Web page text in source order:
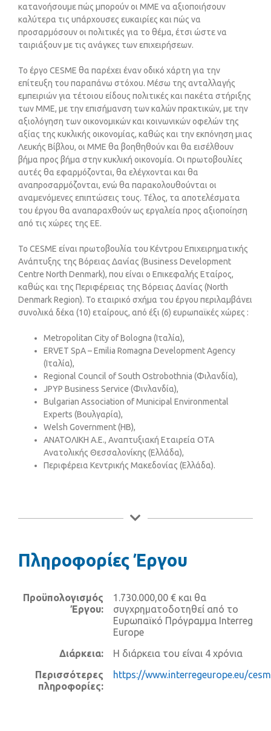
κατανοήσουμε πώς μπορούν οι ΜΜΕ να αξιοποιήσουν
καλύτερα τις υπάρχουσες ευκαιρίες και πώς να
προσαρμόσουν οι πολιτικές για το θέμα, έτσι ώστε να
ταιριάξουν με τις ανάγκες των επιχειρήσεων.
Το έργο CESME θα παρέχει έναν οδικό χάρτη για την
επίτευξη του παραπάνω στόχου. Μέσω της ανταλλαγής
εμπειριών για τέτοιου είδους πολιτικές και πακέτα στήριξης
των ΜΜΕ, με την επισήμανση των καλών πρακτικών, με την
αξιολόγηση των οικονομικών και κοινωνικών οφελών της
αξίας της κυκλικής οικονομίας, καθώς και την εκπόνηση μιας
Λευκής Βίβλου, οι ΜΜΕ θα βοηθηθούν και θα εισέλθουν
βήμα προς βήμα στην κυκλική οικονομία. Οι πρωτοβουλίες
αυτές θα εφαρμόζονται, θα ελέγχονται και θα
αναπροσαρμόζονται, ενώ θα παρακολουθούνται οι
αναμενόμενες επιπτώσεις τους. Τέλος, τα αποτελέσματα
του έργου θα αναπαραχθούν ως εργαλεία προς αξιοποίηση
από τις χώρες της ΕΕ.
Το CESME είναι πρωτοβουλία του Κέντρου Επιχειρηματικής
Ανάπτυξης της Βόρειας Δανίας (Business Development
Centre North Denmark), που είναι ο Επικεφαλής Εταίρος,
καθώς και της Περιφέρειας της Βόρειας Δανίας (North
Denmark Region). Το εταιρικό σχήμα του έργου περιλαμβάνει
συνολικά δέκα (10) εταίρους, από έξι (6) ευρωπαϊκές χώρες :
Metropolitan City of Bologna (Ιταλία),
ERVET SpA – Emilia Romagna Development Agency
(Ιταλία),
Regional Council of South Ostrobothnia (Φιλανδία),
JPYP Business Service (Φινλανδία),
Bulgarian Association of Municipal Environmental
Experts (Βουλγαρία),
Welsh Government (ΗΒ),
ΑΝΑΤΟΛΙΚΗ Α.Ε., Αναπτυξιακή Εταιρεία ΟΤΑ
Ανατολικής Θεσσαλονίκης (Ελλάδα),
Περιφέρεια Κεντρικής Μακεδονίας (Ελλάδα).
Πληροφορίες Έργου
Προϋπολογισμός
Έργου:
1.730.000,00 € και θα
συγχρηματοδοτηθεί από το
Ευρωπαϊκό Πρόγραμμα Interreg
Europe
Διάρκεια:
Η διάρκεια του είναι 4 χρόνια
Περισσότερες
πληροφορίες:
https://www.interregeurope.eu/